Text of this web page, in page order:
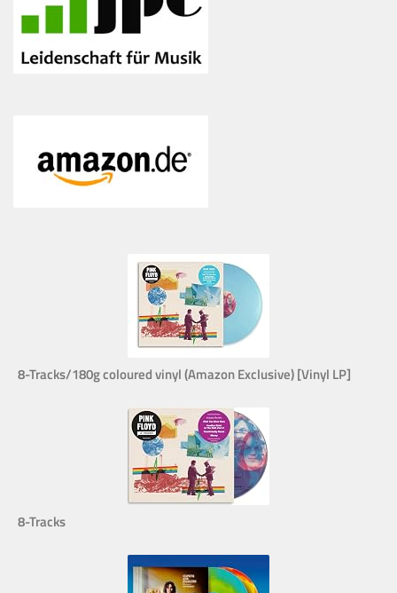
8-Tracks/180g coloured vinyl (Amazon Exclusive) [Vinyl LP]
8-Tracks